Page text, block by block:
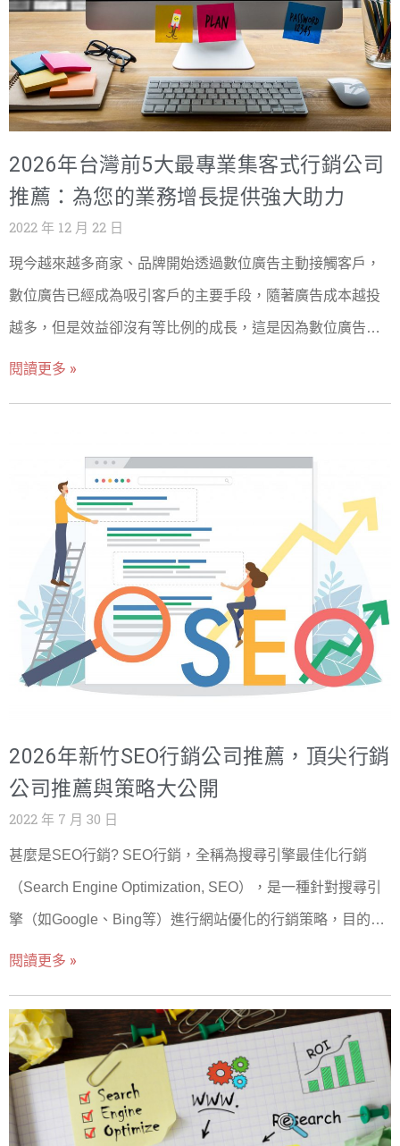
題(改版健檢、單一產品線)選專案制。預算緊先做一次健檢,
把錢花在刀口。 延伸閱讀與相關服務 SEO 優化懶人包:8 大
排名因素 AI Overviews 時代的 SEO 策略 AEO vs SEO:寫
給 AI 聽 SEO / 網路行銷服務 關於戰國策集團(NSS Group)
成立於 2000 年、總部位於台北的一站式網路服務公司,提
H100)、SEO / AI SEO、口碑行銷與 AI 導入服務。26 年來
服務超過 30,000 家企業客戶、1,200+ 家經銷商,機房遍及
@119m|www.nss.com.tw
2026年台灣前5大最專業集客式行銷公司
推薦：為您的業務增長提供強大助力
2022 年 12 月 22 日
現今越來越多商家、品牌開始透過數位廣告主動接觸客戶，
數位廣告已經成為吸引客戶的主要手段，隨著廣告成本越投
越多，但是效益卻沒有等比例的成長，這是因為數位廣告目
前已經成為兵家必爭之地自然競爭門檻也越來越高，另一方
生。 延伸閱讀: 2026 台灣 SEO 公司推薦 TOP10｜SEO 與
GEO 行銷公司怎麼選 集客式行銷是什麼? 集客式行銷
(inbound marketing) 指的是以消費者的需求出發，透過創造
高價值的內容，讓消費者產生需求的瞬間適時提供有用的資
訊，讓消費者接觸品牌、產生興趣最後採取購買行為。另一
方面，集客式行銷更專注在與消費者的「長期關係」而非短
期關係，這不僅是許多品牌追求的目的，甚至Google官方也
不斷透過演算法的修正鼓勵品牌採取集客式行銷，進而提升
法之中最具備「含金量」的策略。至於集客式行銷該怎麼做?
目前最主要也最有效的的三種方式是透過「內容行銷」、
「SEO行銷」與「影片行銷」來達到集客式行銷的目的，以
反而會淪為內容農場。簡單來說內容行銷就是透過顧客可能
牌信任度與忠誠度。 →進一步了解 集客式內容行銷案例 集客
式行銷怎麼做SEO? SEO關鍵字優化在集客式行銷中扮演的
角色，絕對是不可或缺的，如果說優質內容是集客式行銷的
核心，那麼SEO則可說是提高這些優質內容「能見度」的幕
閱讀更多 »
2026年新竹SEO行銷公司推薦，頂尖行銷
公司推薦與策略大公開
2022 年 7 月 30 日
甚麼是SEO行銷? SEO行銷，全稱為搜尋引擎最佳化行銷
（Search Engine Optimization, SEO），是一種針對搜尋引
擎（如Google、Bing等）進行網站優化的行銷策略，目的是
提高網站在搜尋結果中的自然排名，從而獲得更多的流量，
尋引擎排名：透過SEO的技術優化，讓網站在相關的關鍵字
搜尋中名列前茅，從而增加網站的點擊率和訪問量。 - 增加
網站自然流量：SEO行銷專注於自然搜尋（非付費搜尋）流
量的提升，這些流量通常具有較高的轉化率，因為訪客是主
閱讀更多 »